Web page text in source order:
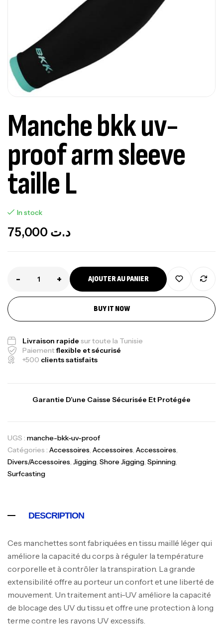
Manche bkk uv-
proof arm sleeve
taille L
In stock
د.ت
- + AJOUTER AU PANIER
BUY IT NOW
Livraison rapide sur toute la Tunisie
Paiementflexible et sécurisé
+500 clients satisfaits
Garantie D’une Caisse Sécurisée Et Protégée
UGS : manche-bkk-uv-proof
Catégories : Accessoires, Accessoires, Accessoires,
Divers/Accessoires, Jigging, Shore Jigging, Spinning,
Surfcasting
DESCRIPTION
Ces manchettes sont fabriquées en tissu maillé léger qui
améliore la capacité du corps à réguler la température
corporelle et à contrôler la transpiration. La grande
extensibilité offre au porteur un confort et une liberté de
mouvement. Un traitement anti-UV améliore la capacité
de blocage des UV du tissu et offre une protection à long
terme contre les rayons UV excessifs.
Cannes Jigging
د.ت379,000
Volant 3 Branches Inox T26S/35
Accastillage bateau,Accessoires bateaux
د.ت